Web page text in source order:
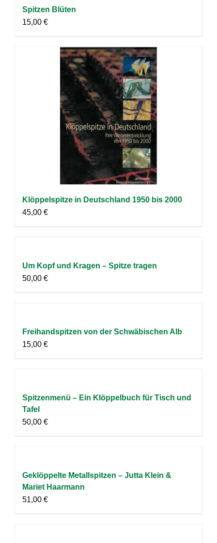
Spitzen Blüten
15,00 €
Klöppelspitze in Deutschland 1950 bis 2000
45,00 €
Um Kopf und Kragen – Spitze tragen
50,00 €
Freihandspitzen von der Schwäbischen Alb
15,00 €
Spitzenmenü – Ein Klöppelbuch für Tisch und
Tafel
50,00 €
Geklöppelte Metallspitzen – Jutta Klein &
Mariet Haarmann
51,00 €